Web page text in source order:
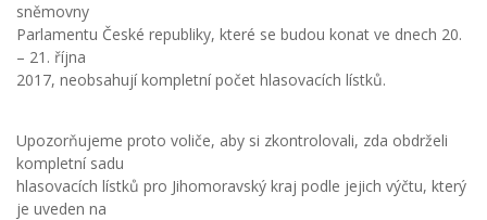
sněmovny
Parlamentu České republiky, které se budou konat ve dnech 20.
– 21. října
2017, neobsahují kompletní počet hlasovacích lístků.
Upozorňujeme proto voliče, aby si zkontrolovali, zda obdrželi
kompletní sadu
hlasovacích lístků pro Jihomoravský kraj podle jejich výčtu, který
je uveden na